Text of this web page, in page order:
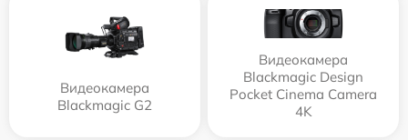
Видеокамера
Blackmagic G2
Видеокамера
Blackmagic Design
Pocket Cinema Camera
4K